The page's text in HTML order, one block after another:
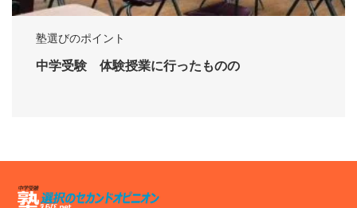
塾選びのポイント
中学受験 体験授業に行ったものの